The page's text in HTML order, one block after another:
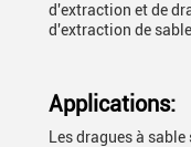
d'extraction et de
d'extraction de
Applications:
Les dragues à